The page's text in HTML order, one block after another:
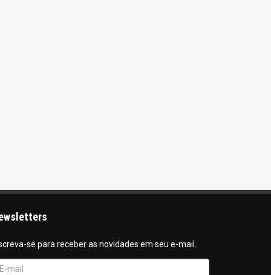
se para receber as novidades em seu e-mail.